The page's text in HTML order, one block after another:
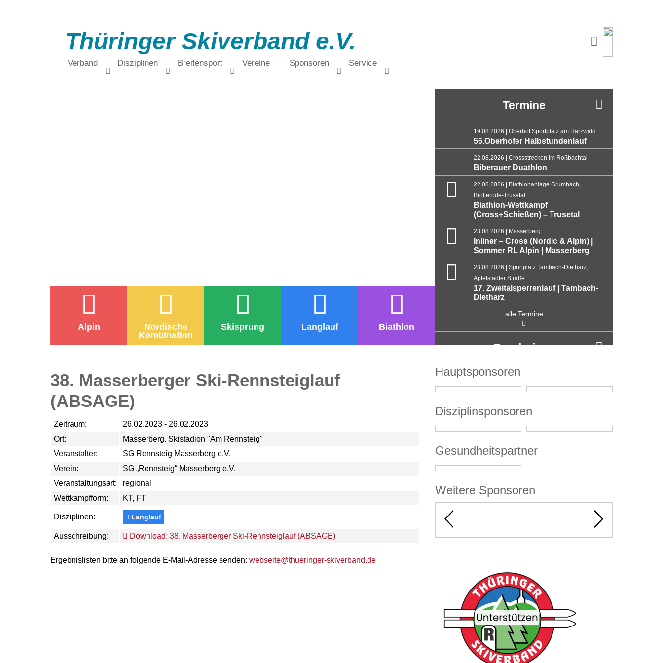
Thüringer Skiverband e.V.
Verband Disziplinen Breitensport Vereine Sponsoren Service
Alpin
Nordische
Kombination
Skisprung Langlauf Biathlon
Termine
19.08.2026 | Oberhof Sportplatz am Harzwald
56.Oberhofer Halbstundenlauf
22.08.2026 | Crossstrecken im Roßbachtal
Biberauer Duathlon
22.08.2026 | Biathlonanlage Grumbach,
Brotterode-Trusetal
Biathlon-Wettkampf
(Cross+Schießen) – Trusetal
23.08.2026 | Masserberg
Inliner – Cross (Nordic & Alpin) |
Sommer RL Alpin | Masserberg
23.08.2026 | Sportplatz Tambach-Dietharz,
Apfelstädter Straße
17. Zweitalsperrenlauf | Tambach-
Dietharz
alle Termine
Ergebnisse
38. Masserberger Ski-Rennsteiglauf
(ABSAGE)
Zeitraum:
26.02.2023 - 26.02.2023
Ort:
Masserberg, Skistadion "Am Rennsteig"
Veranstalter:
SG Rennsteig Masserberg e.V.
Verein:
SG „Rennsteig“ Masserberg e.V.
Veranstaltungsart:
regional
Wettkampfform:
KT, FT
Disziplinen: Langlauf
Ausschreibung: Download: 38. Masserberger Ski-Rennsteiglauf (ABSAGE)
Ergebnislisten bitte an folgende E-Mail-Adresse senden: webseite@thueringer-skiverband.de
Hauptsponsoren
Disziplinsponsoren
Gesundheitspartner
Weitere Sponsoren